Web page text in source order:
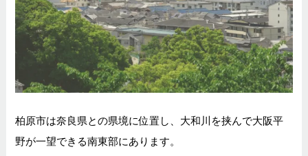
柏原市は奈良県との県境に位置し、大和川を挟んで大阪平
野が一望できる南東部にあります。